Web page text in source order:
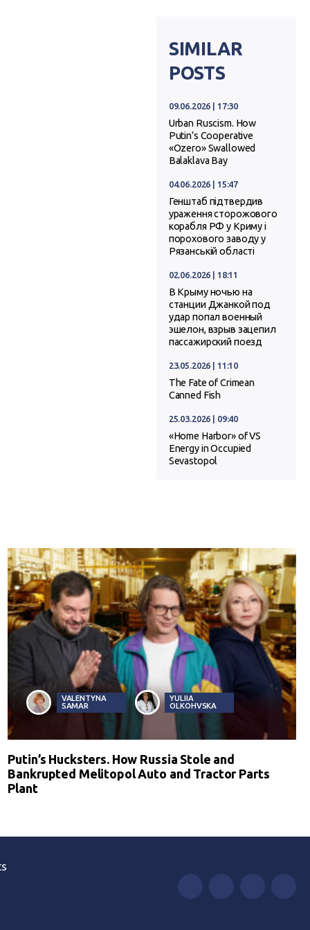
SIMILAR
POSTS
09.06.2026 | 17:30
Urban Ruscism. How
Putin’s Cooperative
«Ozero» Swallowed
Balaklava Bay
04.06.2026 | 15:47
Генштаб підтвердив
ураження сторожового
корабля РФ у Криму і
порохового заводу у
Рязанській області
02.06.2026 | 18:11
В Крыму ночью на
станции Джанкой под
удар попал военный
эшелон, взрыв зацепил
пассажирский поезд
23.05.2026 | 11:10
The Fate of Crimean
Canned Fish
25.03.2026 | 09:40
«Home Harbor» of VS
Energy in Occupied
Sevastopol
VALENTYNA
SAMAR
YULIIA
OLKOHVSKA
Putin’s Hucksters. How Russia Stole and
Bankrupted Melitopol Auto and Tractor Parts
Plant